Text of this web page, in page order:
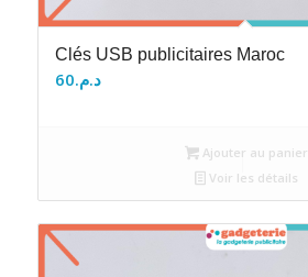
Clés USB publicitaires Maroc
د.م.60
Ajouter au panier
Voir les détails